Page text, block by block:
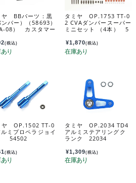
ヤ BBパーツ：黒
ンパー）（58693）
08） カスタマー
000
(税込)
タミヤ OP.1753 TT-0
2 CVAダンパースーパー
ミニセット （4本） 5
¥1,870(税込)
ヤ OP.1502 TT-0
ミプロペラジョイ
54502
(税込)
タミヤ OP.2034 TD4
アルミステアリングク
ランク 22034
¥1,309(税込)